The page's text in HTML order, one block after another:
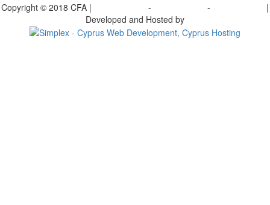
Copyright © 2018 CFA | - -
|
Developed and Hosted by